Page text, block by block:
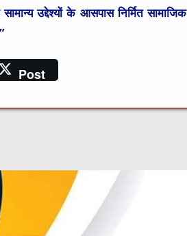
उद्देश्‍यों के आसपास निर्मित सामाजिक
Post